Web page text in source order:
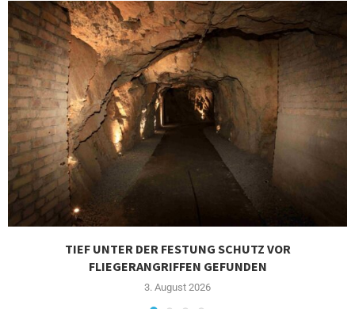
TIEF UNTER DER FESTUNG SCHUTZ VOR
FLIEGERANGRIFFEN GEFUNDEN
3. August 2026